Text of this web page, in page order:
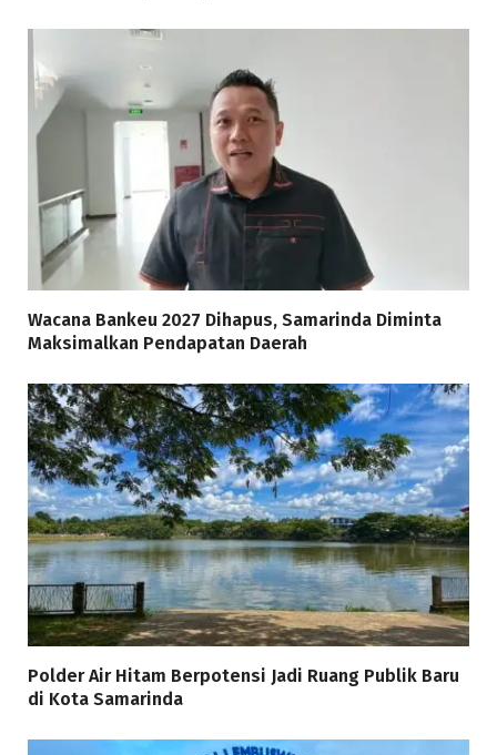
Wacana Bankeu 2027 Dihapus, Samarinda Diminta
Maksimalkan Pendapatan Daerah
Polder Air Hitam Berpotensi Jadi Ruang Publik Baru
di Kota Samarinda